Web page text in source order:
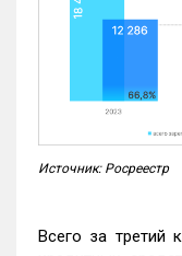
Источник: Росреестр
Всего за третий